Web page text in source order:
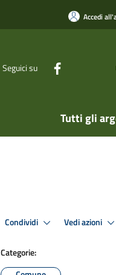
Accedi
Seguici su
Tutti gli
Condividi Vedi azioni
Categorie: